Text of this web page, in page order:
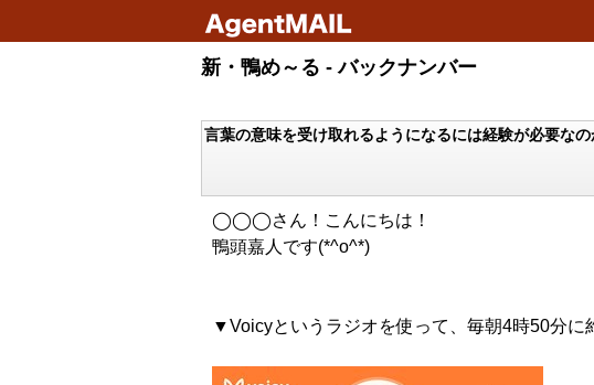
新・鴨め～る - バックナンバー
言葉の意味を受け取れるようになるには経験が必要なの
◯◯◯さん！こんにちは！
鴨頭嘉人です(*^o^*)
▼Voicyというラジオを使って、毎朝4時50分